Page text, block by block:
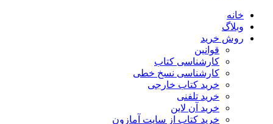
خانه
وبلاگ
روش خرید
قوانین
کارشناسی کتاب
کارشناسی نسخ خطی
خرید کتاب خارجی
خرید تلفنی
خرید آن لاین
خرید کتاب از سایت آمازون